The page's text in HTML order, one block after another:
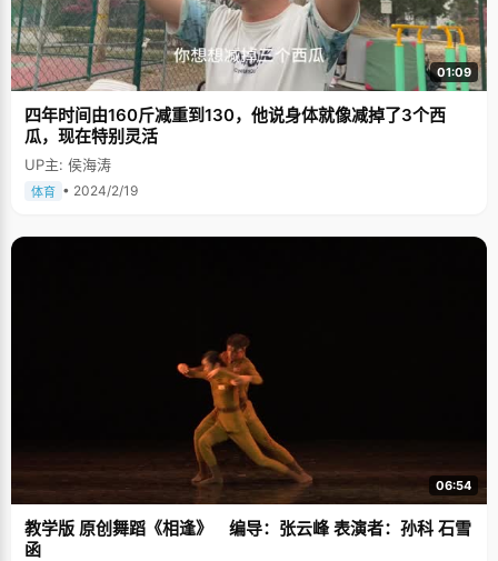
01:09
四年时间由160斤减重到130，他说身体就像减掉了3个西
瓜，现在特别灵活
UP主: 侯海涛
体育 • 2024/2/19
06:54
教学版 原创舞蹈《相逢》 编导：张云峰 表演者：孙科 石雪
函